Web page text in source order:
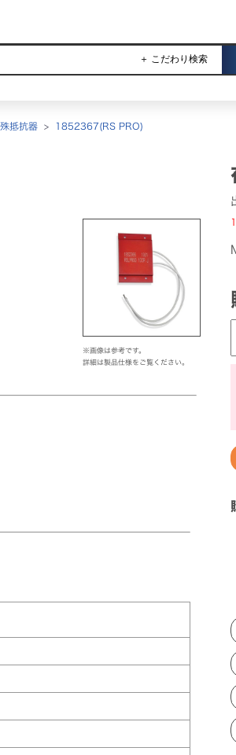
＋ こだわり検索
抵抗器 > 1852367(RS PRO)
※画像は参考です。
詳細は製品仕様をご覧ください。